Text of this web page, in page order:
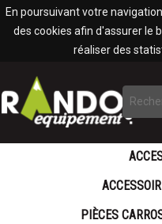
En poursuivant votre
des cookies afin d'assurer le
réaliser des
PIÈCES
Panneau de gestion des cookies